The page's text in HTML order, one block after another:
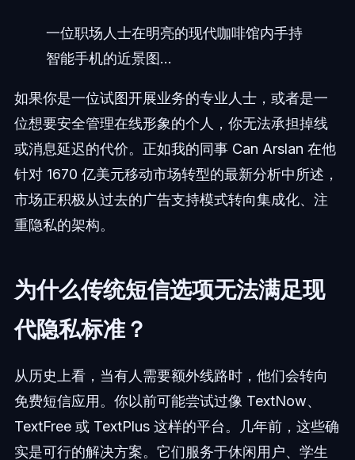
一位职场人士在明亮的现代咖啡馆内手持
智能手机的近景图...
如果你是一位试图开展业务的专业人士，或者是一
位想要安全管理在线形象的个人，你无法承担掉线
或消息延迟的代价。正如我的同事 Can Arslan 在他
针对 1670 亿美元移动市场转型的最新分析中所述，
市场正积极从过去的广告支持模式转向集成化、注
重隐私的架构。
为什么传统短信选项无法满足现
代隐私标准？
从历史上看，当有人需要额外线路时，他们会转向
免费短信应用。你以前可能尝试过像 TextNow、
TextFree 或 TextPlus 这样的平台。几年前，这些确
实是可行的解决方案。它们服务于休闲用户、学生